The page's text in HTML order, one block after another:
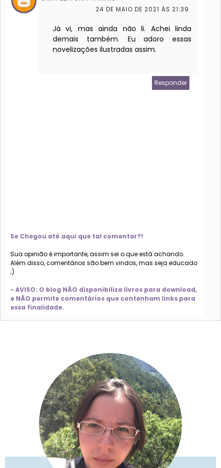
24 DE MAIO DE 2021 ÀS 21:39
Já vi, mas ainda não li. Achei linda
demais também. Eu adoro essas
novelizações ilustradas assim.
Responder
Se Chegou até aqui que tal comentar?!
Sua opinião é importante, assim sei o que está achando.
Além disso, comentários são bem vindos, mas seja educado
;)
- AVISO: O blog NÃO disponibiliza livros para download,
e NÃO permite comentários que contenham links para
essa finalidade.